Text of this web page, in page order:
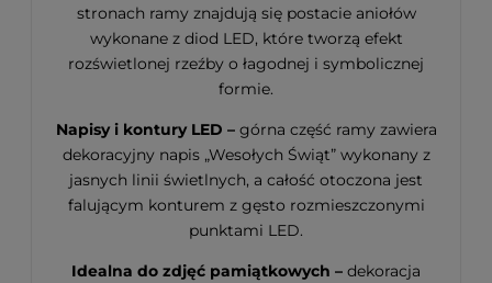
stronach ramy znajdują się postacie aniołów
wykonane z diod LED, które tworzą efekt
rozświetlonej rzeźby o łagodnej i symbolicznej
formie.
Napisy i kontury LED –górna część ramy zawiera
dekoracyjny napis „Wesołych Świąt” wykonany z
jasnych linii świetlnych, a całość otoczona jest
falującym konturem z gęsto rozmieszczonymi
punktami LED.
Idealna do zdjęć pamiątkowych – dekoracja